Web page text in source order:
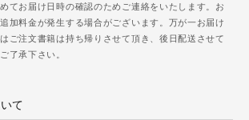
てお届け日時の確認のためご連絡をいたします。お
加料金が発生する場合がございます。万が一お届け
ご注文書籍は持ち帰りさせて頂き、後日配送させて
了承下さい。
て